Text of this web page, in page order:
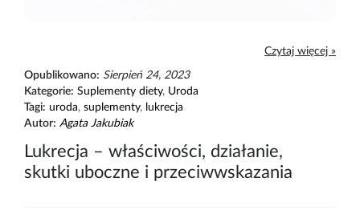
Czytaj więcej »
Opublikowano: Sierpień 24, 2023
Kategorie: Suplementy diety, Uroda
Tagi: uroda, suplementy, lukrecja
Autor: Agata Jakubiak
Lukrecja – właściwości, działanie,
skutki uboczne i przeciwwskazania